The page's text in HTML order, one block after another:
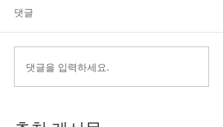
댓글
댓글을 입력하세요.